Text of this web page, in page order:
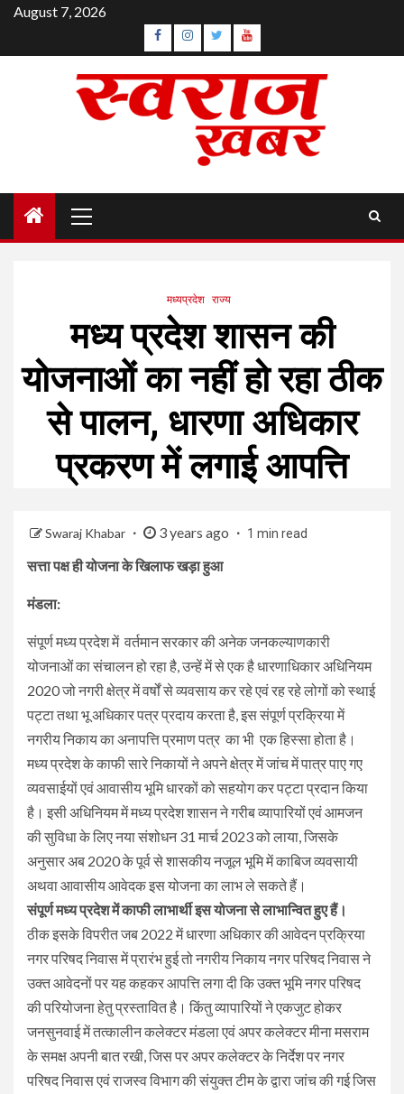
Skip
content
August 7, 2026
Facebook
Instagram
TwitterYouTube
Menu
मध्यप्रदेश राज्य
मध्य प्रदेश शासन की
योजनाओं का नहीं हो रहा ठीक
से पालन, धारणा अधिकार
प्रकरण में लगाई आपत्ति
Swaraj Khabar 3 years ago 1 min read
सत्ता पक्ष ही योजना के खिलाफ खड़ा हुआ
मंडला:
संपूर्ण मध्य प्रदेश में वर्तमान सरकार की अनेक जनकल्याणकारी
योजनाओं का संचालन हो रहा है, उन्हें में से एक है धारणाधिकार अधिनियम
2020 जो नगरी क्षेत्र में वर्षों से व्यवसाय कर रहे एवं रह रहे लोगों को स्थाई
पट्टा तथा भू अधिकार पत्र प्रदाय करता है, इस संपूर्ण प्रक्रिया में
नगरीय निकाय का अनापत्ति प्रमाण पत्र का भी एक हिस्सा होता है।
मध्य प्रदेश के काफी सारे निकायों ने अपने क्षेत्र में जांच में पात्र पाए गए
व्यवसाईयों एवं आवासीय भूमि धारकों को सहयोग कर पट्टा प्रदान किया
है। इसी अधिनियम में मध्य प्रदेश शासन ने गरीब व्यापारियों एवं आमजन
की सुविधा के लिए नया संशोधन 31 मार्च 2023 को लाया, जिसके
अनुसार अब 2020 के पूर्व से शासकीय नजूल भूमि में काबिज व्यवसायी
अथवा आवासीय आवेदक इस योजना का लाभ ले सकते हैं।
संपूर्ण मध्य प्रदेश में काफी लाभार्थी इस योजना से लाभान्वित हुए हैं।
ठीक इसके विपरीत जब 2022 में धारणा अधिकार की आवेदन प्रक्रिया
नगर परिषद निवास में प्रारंभ हुई तो नगरीय निकाय नगर परिषद निवास ने
उक्त आवेदनों पर यह कहकर आपत्ति लगा दी कि उक्त भूमि नगर परिषद
की परियोजना हेतु प्रस्तावित है। किंतु व्यापारियों ने एकजुट होकर
जनसुनवाई में तत्कालीन कलेक्टर मंडला एवं अपर कलेक्टर मीना मसराम
के समक्ष अपनी बात रखी, जिस पर अपर कलेक्टर के निर्देश पर नगर
परिषद निवास एवं राजस्व विभाग की संयुक्त टीम के द्वारा जांच की गई जिस